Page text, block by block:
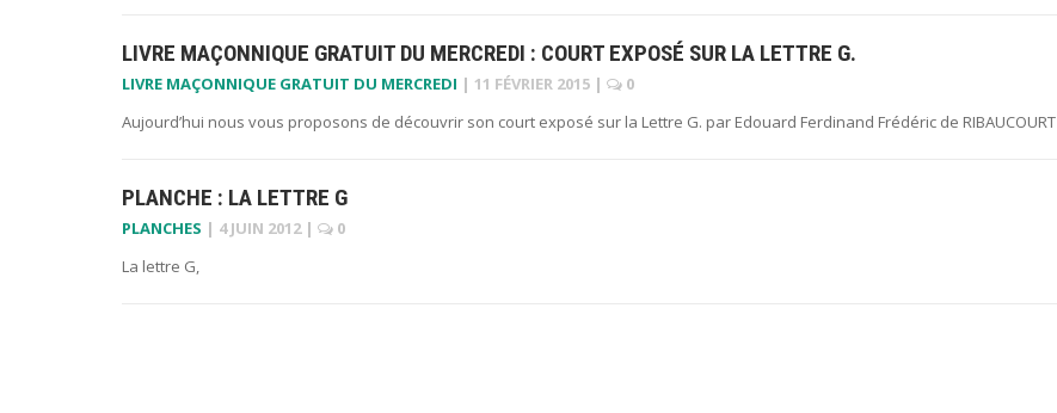
LIVRE MAÇONNIQUE GRATUIT DU MERCREDI : COURT EXPOSÉ SUR LA LETTRE G.
LIVRE MAÇONNIQUE GRATUIT DU MERCREDI | 11 FÉVRIER 2015 |
0
Aujourd’hui nous vous proposons de découvrir son court exposé sur la Lettre G. par Edouard Ferdinand Frédéric de RIBAUCOURT
PLANCHE : LA LETTRE G
PLANCHES | 4 JUIN 2012 |
0
La lettre G,